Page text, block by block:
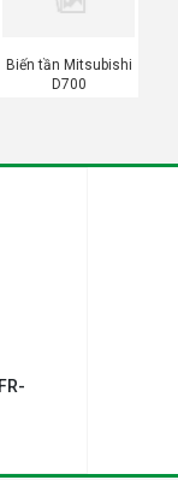
Biến tần Mitsubishi
D700